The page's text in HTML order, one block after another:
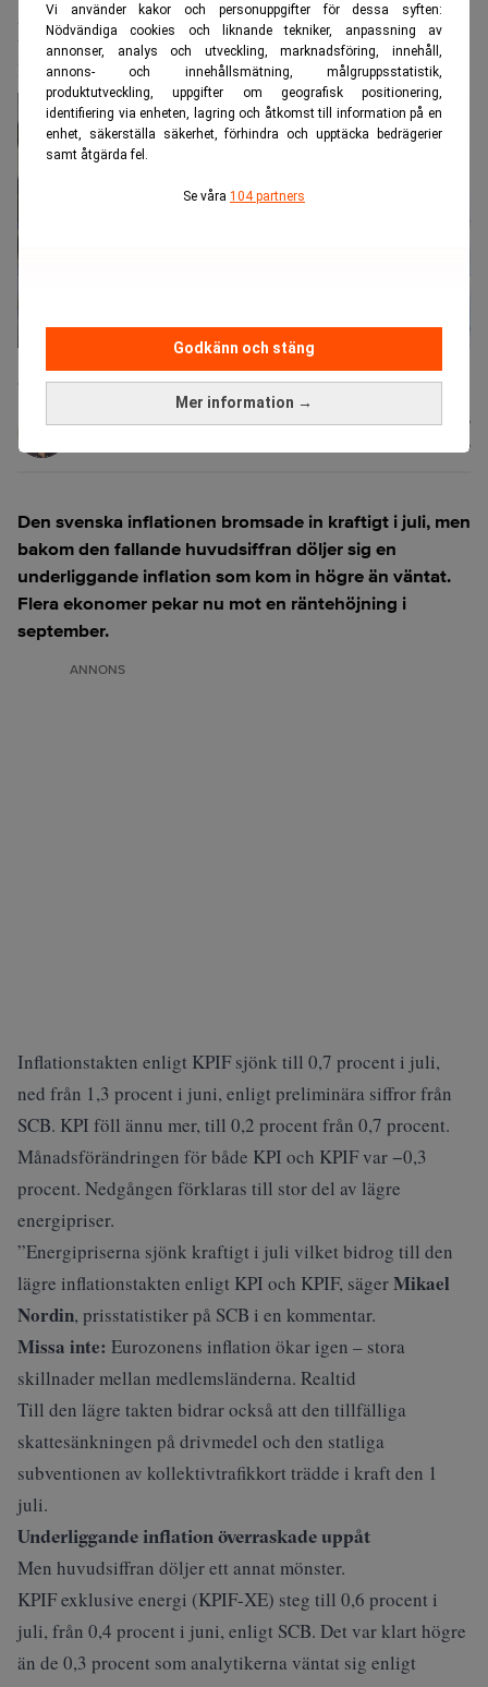
Vi använder kakor och personuppgifter för dessa syften:
Nödvändiga cookies och liknande tekniker, anpassning av
annonser, analys och utveckling, marknadsföring, innehåll,
annons- och innehållsmätning, målgruppsstatistik,
produktutveckling, uppgifter om geografisk positionering,
identifiering via enheten, lagring och åtkomst till information på en
enhet, säkerställa säkerhet, förhindra och upptäcka bedrägerier
samt åtgärda fel.
Se våra 104 partners
Mer information →
Godkänn och stäng
Nya inflationskallduschen: Ökar
risken för höjd ränta
Inflationen föll under juli men inte enligt alla parametrar. (Foto:
Janerik Henriksson/TT)
Johan
Publicerad:06 aug. 2026
06 aug. 2026
Den svenska inflationen bromsade in kraftigt i juli, men
bakom den fallande huvudsiffran döljer sig en
underliggande inflation som kom in högre än väntat.
Flera ekonomer pekar nu mot en räntehöjning i
september.
ANNONS
Inflationstakten enligt KPIF sjönk till 0,7 procent i juli,
ned från 1,3 procent i juni, enligt preliminära siffror från
SCB. KPI föll ännu mer, till 0,2 procent från 0,7 procent.
Månadsförändringen för både KPI och KPIF var −0,3
procent. Nedgången förklaras till stor del av lägre
energipriser.
”Energipriserna sjönk kraftigt i juli vilket bidrog till den
lägre inflationstakten enligt KPI och KPIF, sägerMikael
Nordin, prisstatistiker på SCB i en kommentar.
Missa inte: Eurozonens inflation ökar igen – stora
skillnader mellan medlemsländerna. Realtid
Till den lägre takten bidrar också att den tillfälliga
skattesänkningen på drivmedel och den statliga
subventionen av kollektivtrafikkort trädde i kraft den 1
juli.
Underliggande inflation överraskade uppåt
Men huvudsiffran döljer ett annat mönster.
KPIF exklusive energi (KPIF-XE) steg till 0,6 procent i
juli, från 0,4 procent i juni, enligt SCB. Det var klart högre
än de 0,3 procent som analytikerna väntat sig enligt